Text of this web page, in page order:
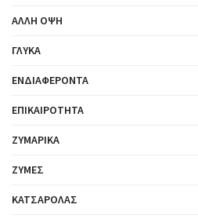
ΆΛΛΗ ΌΨΗ
ΓΛΥΚΆ
ΕΝΔΙΑΦΈΡΟΝΤΑ
ΕΠΙΚΑΙΡΌΤΗΤΑ
ΖΥΜΑΡΙΚΆ
ΖΎΜΕΣ
ΚΑΤΣΑΡΌΛΑΣ